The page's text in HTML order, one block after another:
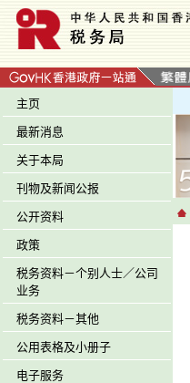
主页
最新消息
关于本局
刊物及新闻公报
公开资料
政策
税务资料－个别人士／公司
业务
税务资料－其他
公用表格及小册子
电子服务